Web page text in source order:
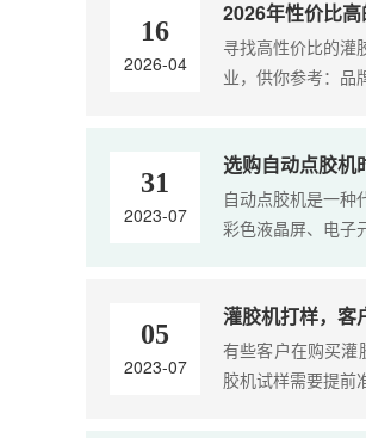
16
2026-04
2026年性价比
寻找高性价比的灌
业，供你参考：品
31
2023-07
选购自动点胶机
自动点胶机是一种
彩色液晶屏、电子
05
2023-07
灌胶机打样，客
有些客户在购买灌
胶机试样需要提前